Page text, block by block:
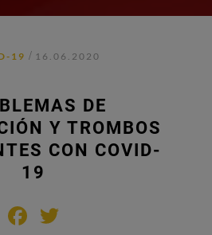
19 / 16.06.2020
DE
Y TROMBOS
CON COVID-
19
Facebook